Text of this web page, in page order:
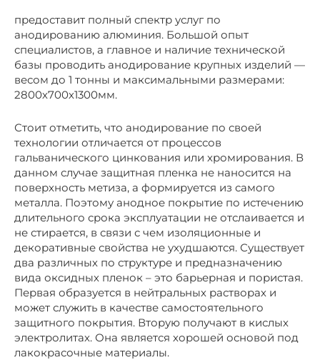
предоставит полный спектр услуг по
анодированию алюминия. Большой опыт
специалистов, а главное и наличие технической
базы проводить анодирование крупных изделий —
весом до 1 тонны и максимальными размерами:
2800х700х1300мм.
Стоит отметить, что анодирование по своей
технологии отличается от процессов
гальванического цинкования или хромирования. В
данном случае защитная пленка не наносится на
поверхность метиза, а формируется из самого
металла. Поэтому анодное покрытие по истечению
длительного срока эксплуатации не отслаивается и
не стирается, в связи с чем изоляционные и
декоративные свойства не ухудшаются. Существует
два различных по структуре и предназначению
вида оксидных пленок – это барьерная и пористая.
Первая образуется в нейтральных растворах и
может служить в качестве самостоятельного
защитного покрытия. Вторую получают в кислых
электролитах. Она является хорошей основой под
лакокрасочные материалы.